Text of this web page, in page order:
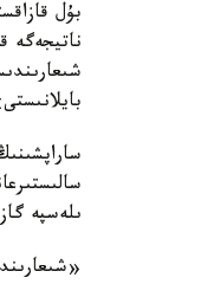
بۇل
ناتيجەگە
ىلەسپە گازدىڭ